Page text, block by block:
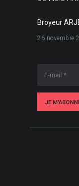
Broyeur
26 novembre